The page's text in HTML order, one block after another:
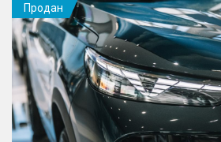
Продан